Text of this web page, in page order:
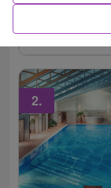
do středisek
vodních
2.